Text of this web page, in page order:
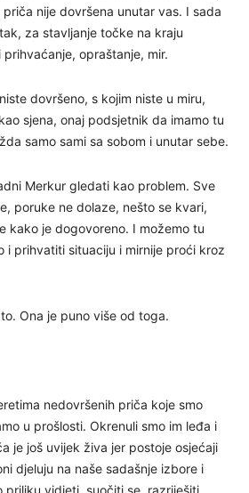
nije dovršena unutar vas. I sada
za stavljanje točke na kraju
opraštanje, mir.
dovršeno, s kojim niste u miru,
sjena, onaj podsjetnik da imamo tu
samo sami sa sobom i unutar sebe.
Merkur gledati kao problem. Sve
poruke ne dolaze, nešto se kvari,
kako je dogovoreno. I možemo tu
i prihvatiti situaciju i mirnije proći kroz
Ona je puno više od toga.
nedovršenih priča koje smo
u prošlosti. Okrenuli smo im leđa i
je još uvijek živa jer postoje osjećaji
djeluju na naše sadašnje izbore i
vidjeti, suočiti se, razriješiti,